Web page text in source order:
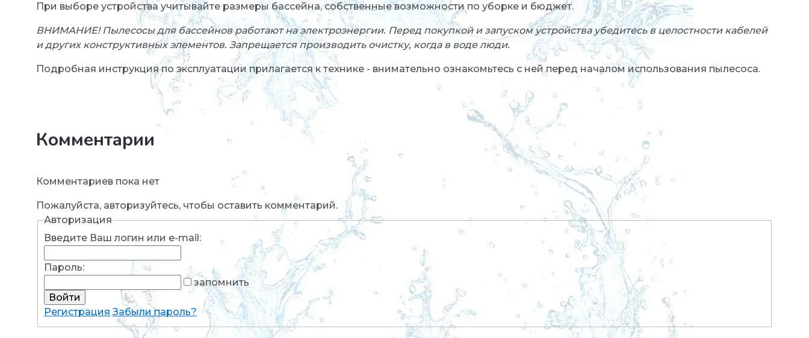
При выборе устройства учитывайте размеры бассейна, собственные возможности по уборке и бюджет.
ВНИМАНИЕ! Пылесосы для бассейнов работают на электроэнергии. Перед покупкой и запуском устройства убедитесь в целостности кабелей
и других конструктивных элементов. Запрещается производить очистку, когда в воде люди.
Подробная инструкция по эксплуатации прилагается к технике - внимательно ознакомьтесь с ней перед началом использования пылесоса.
Комментарии
Комментариев пока нет
Пожалуйста, авторизуйтесь, чтобы оставить комментарий.
Авторизация
Введите Ваш логин или e-mail:
Пароль:
запомнить
Регистрация Забыли пароль?